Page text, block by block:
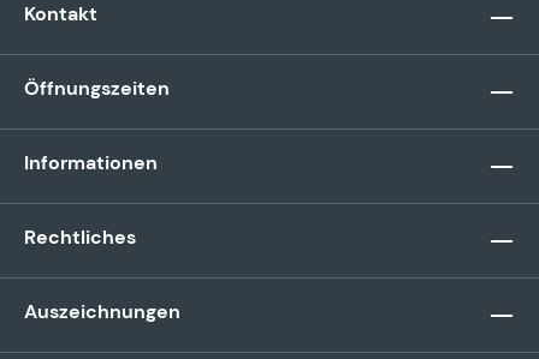
Kontakt
Öffnungszeiten
Informationen
Rechtliches
Auszeichnungen